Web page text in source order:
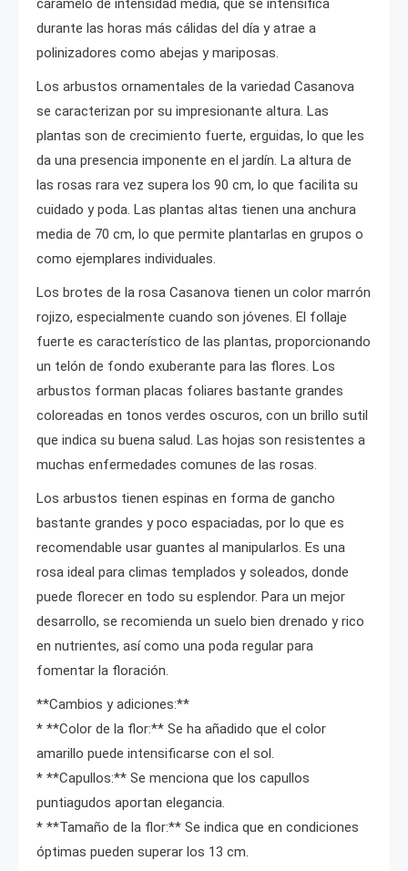
caramelo de intensidad media, que se intensifica
durante las horas más cálidas del día y atrae a
polinizadores como abejas y mariposas.
Los arbustos ornamentales de la variedad Casanova
se caracterizan por su impresionante altura. Las
plantas son de crecimiento fuerte, erguidas, lo que les
da una presencia imponente en el jardín. La altura de
las rosas rara vez supera los 90 cm, lo que facilita su
cuidado y poda. Las plantas altas tienen una anchura
media de 70 cm, lo que permite plantarlas en grupos o
como ejemplares individuales.
Los brotes de la rosa Casanova tienen un color marrón
rojizo, especialmente cuando son jóvenes. El follaje
fuerte es característico de las plantas, proporcionando
un telón de fondo exuberante para las flores. Los
arbustos forman placas foliares bastante grandes
coloreadas en tonos verdes oscuros, con un brillo sutil
que indica su buena salud. Las hojas son resistentes a
muchas enfermedades comunes de las rosas.
Los arbustos tienen espinas en forma de gancho
bastante grandes y poco espaciadas, por lo que es
recomendable usar guantes al manipularlos. Es una
rosa ideal para climas templados y soleados, donde
puede florecer en todo su esplendor. Para un mejor
desarrollo, se recomienda un suelo bien drenado y rico
en nutrientes, así como una poda regular para
fomentar la floración.
**Cambios y adiciones:**
* **Color de la flor:** Se ha añadido que el color
amarillo puede intensificarse con el sol.
* **Capullos:** Se menciona que los capullos
puntiagudos aportan elegancia.
* **Tamaño de la flor:** Se indica que en condiciones
óptimas pueden superar los 13 cm.